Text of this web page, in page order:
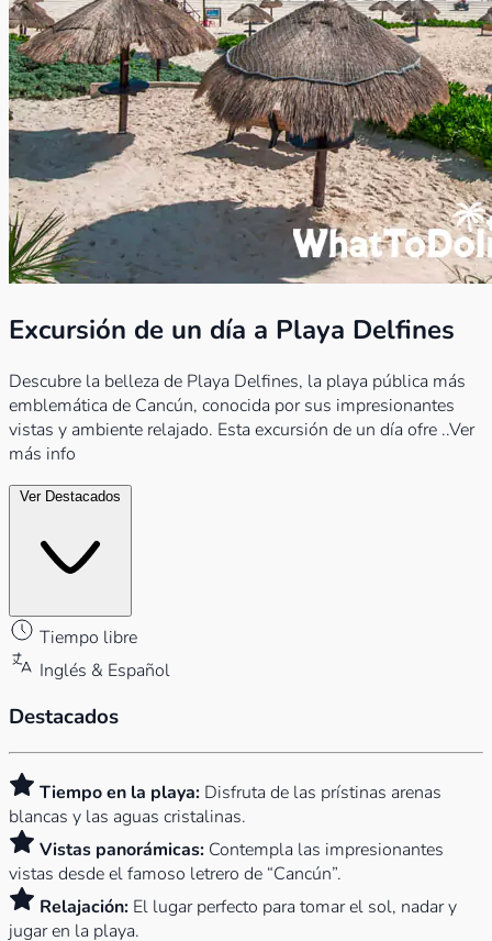
Excursión de un día a Playa Delfines
Descubre la belleza de Playa Delfines, la playa pública más
emblemática de Cancún, conocida por sus impresionantes
vistas y ambiente relajado. Esta excursión de un día ofre ..Ver
más info
Tiempo libre
Inglés & Español
Destacados
Tiempo en la playa: Disfruta de las prístinas arenas
blancas y las aguas cristalinas.
Vistas panorámicas: Contempla las impresionantes
vistas desde el famoso letrero de “Cancún”.
Relajación: El lugar perfecto para tomar el sol, nadar y
jugar en la playa.